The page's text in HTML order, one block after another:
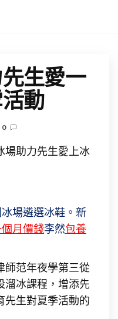
生愛一
動
0
場助力先生愛上冰
場遴選冰鞋。新
月價錢李然包養
師范年夜學第三從
溜冰課程，增添先
先生對夏季活動的